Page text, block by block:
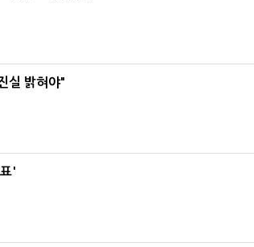
실 밝혀야"
'